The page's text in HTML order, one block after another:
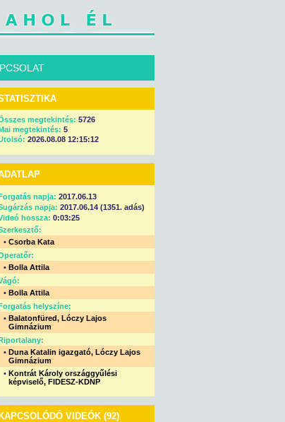
megtekintés: 5726
megtekintés: 5
2026.08.08 12:15:12
napja: 2017.06.13
napja: 2017.06.14 (1351. adás)
hossza: 0:03:25
• Csorba Kata
• Bolla Attila
• Bolla Attila
helyszíne:
• Balatonfüred, Lóczy Lajos
Gimnázium
• Duna Katalin igazgató, Lóczy Lajos
Gimnázium
• Kontrát Károly országgyűlési
képviselő, FIDESZ-KDNP
KAPCSOLÓDÓ VIDEÓK (92)